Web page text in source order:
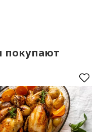
покупают